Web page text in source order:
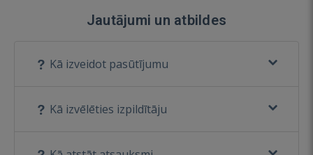
Jautājumi un atbildes
Kā izveidot pasūtījumu
Kā izvēlēties izpildītāju